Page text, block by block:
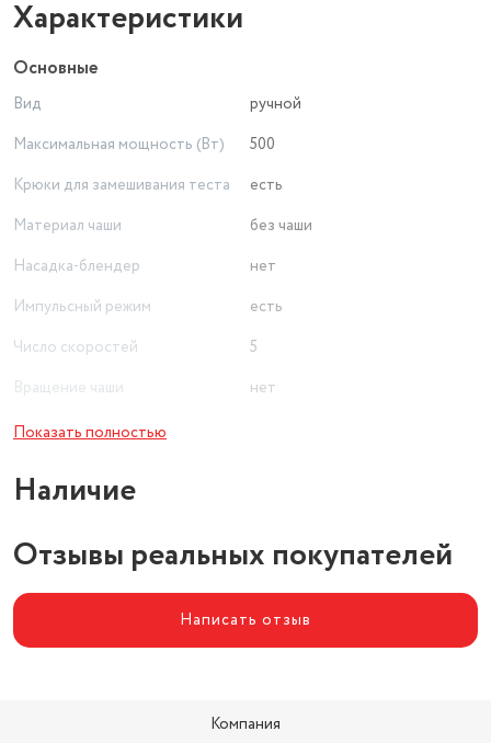
Характеристики
Основные
Вид
ручной
Максимальная мощность (Вт)
500
Крюки для замешивания теста
есть
Материал чаши
без чаши
Насадка-блендер
нет
Импульсный режим
есть
Число скоростей
5
Вращение чаши
нет
Планетарное вращение
Насадки
Кнопка отсоединения насадок
есть
Тип
ручной
Цвет корпуса
пластик
Показать полностью
Наличие
Отзывы реальных покупателей
Написать отзыв
Компания